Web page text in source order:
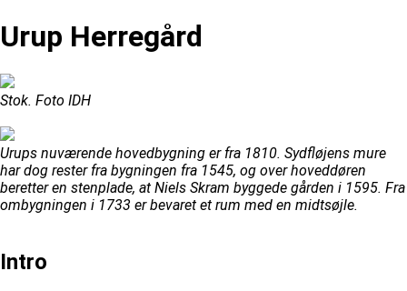
Urup Herregård
Stok. Foto IDH
Urups nuværende hovedbygning er fra 1810. Sydfløjens mure
har dog rester fra bygningen fra 1545, og over hoveddøren
beretter en stenplade, at Niels Skram byggede gården i 1595. Fra
ombygningen i 1733 er bevaret et rum med en midtsøjle.
Intro